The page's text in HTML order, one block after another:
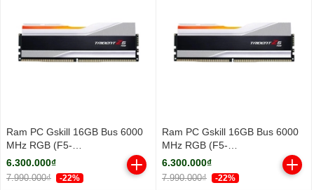
Ram PC Gskill 16GB Bus 6000
MHz RGB (F5-
6000J3636F16GX1-TZ5RW)
6.300.000₫
7.990.000₫ -22%
Ram PC Gskill 16GB Bus 6000
MHz RGB (F5-
6000J3636F16GX1-TZ5RS)
6.300.000₫
7.990.000₫ -22%